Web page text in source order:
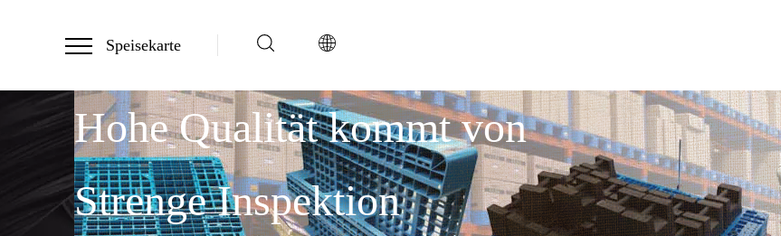
Speisekarte
Hohe Qualität kommt von
Strenge Inspektion